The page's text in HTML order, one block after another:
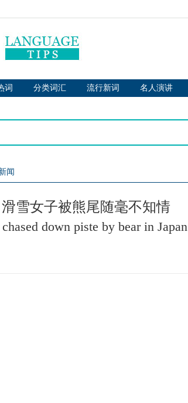
词 分类词汇 流行新词 名人演讲
闻
雪女子被熊尾随毫不知情
down piste by bear in Japan